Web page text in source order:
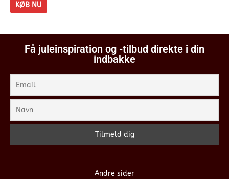
KØB NU
Få juleinspiration og -tilbud direkte i din
indbakke
Andre sider